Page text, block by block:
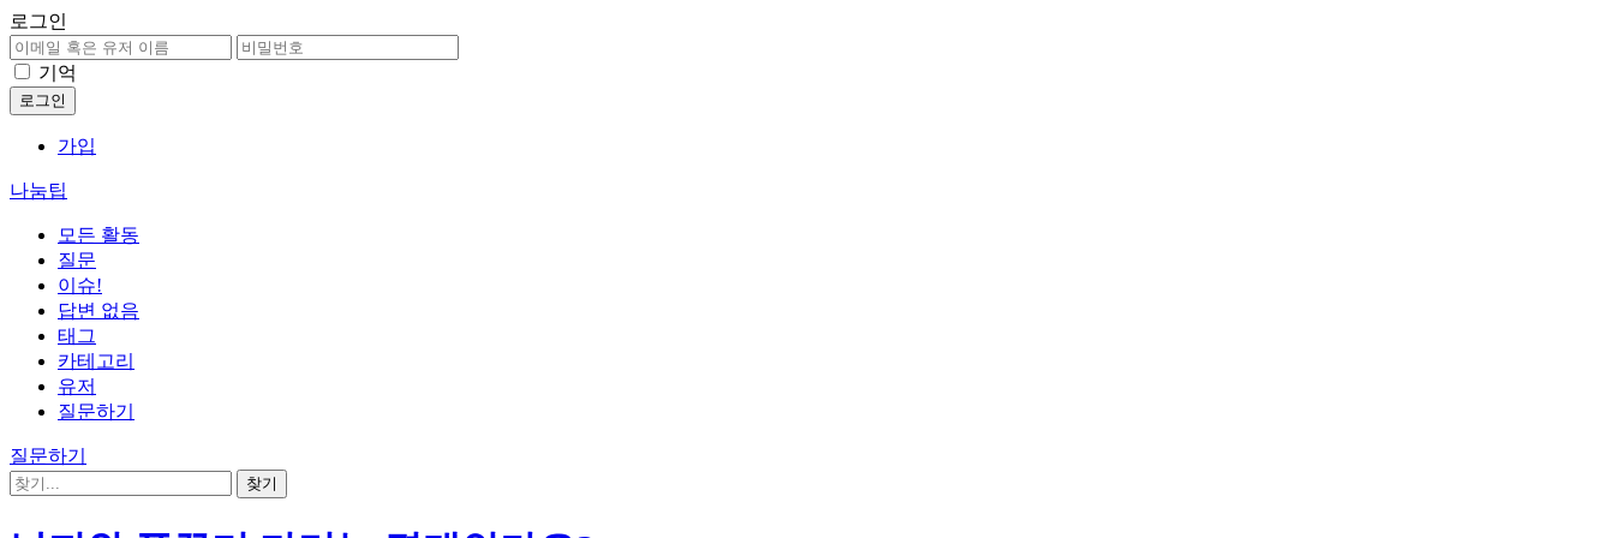
로그인
기억
가입
나눔팁
모든 활동
질문
이슈!
답변 없음
태그
카테고리
유저
질문하기
질문하기